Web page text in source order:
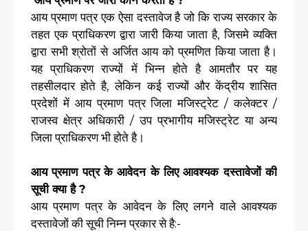
आय प्रमाण पत्र एक ऐसा दस्तावेज है जो कि राज्य सरकार के
तहत एक प्राधिकरण द्वारा जारी किया जाता है, जिसमे व्यक्ति
द्वारा सभी श्रोतों से अर्जित आय को प्रमणित किया जाता है।
यह प्राधिकरण राज्यों में भिन्न होते है आमतौर पर यह
तहसीलदार होते है, लेकिन कई राज्यों और केंद्रीय शासित
प्रदेशों में आय प्रमाण पत्र जिला मजिस्ट्रेट / कलेक्टर /
राजस्व क्षेत्र अधिकारी / उप प्रभागीय मजिस्ट्रेट या अन्य
जिला प्राधिकरण भी होते है।
आय प्रमाण पत्र के आवेदन के लिए आवश्यक दस्तावेजों की
सूची क्या है ?
आय प्रमाण पत्र के आवेदन के लिए लगने वाले आवश्यक
दस्तावेजों की सूची निम्न प्रकार से है:-